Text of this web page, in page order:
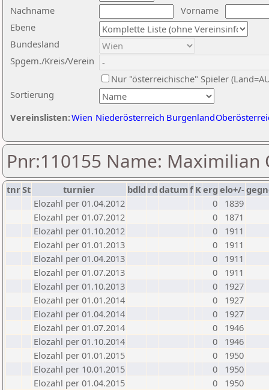
Nachname
Vorname
Ebene
Sortierung
Bundesland
Spgem./Kreis/Verein
Nur "österreichische" Spieler
Vereinslisten:Wien Niederösterreich Burgenland
Pnr:110155 Name: Maximilian
tnrSt turnier bdld rd datumf Kerg elo+/-
Elozahl per 01.04.2012
0
1839
Elozahl per 01.07.2012
0
1871
Elozahl per 01.10.2012
0
1911
Elozahl per 01.01.2013
0
1911
Elozahl per 01.04.2013
0
1911
Elozahl per 01.07.2013
0
1911
Elozahl per 01.10.2013
0
1927
Elozahl per 01.01.2014
0
1927
Elozahl per 01.04.2014
0
1927
Elozahl per 01.07.2014
0
1946
Elozahl per 01.10.2014
0
1946
Elozahl per 01.01.2015
0
1950
Elozahl per 10.01.2015
0
1950
Elozahl per 01.04.2015
0
1950